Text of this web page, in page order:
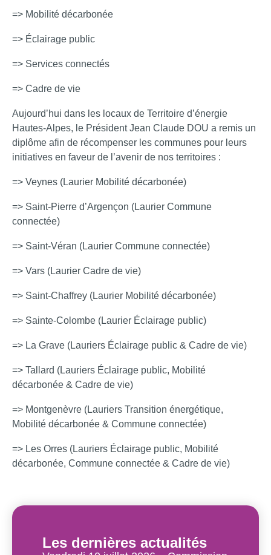
=> Mobilité décarbonée
=> Éclairage public
=> Services connectés
=> Cadre de vie
Aujourd’hui dans les locaux de Territoire d’énergie
Hautes-Alpes, le Président Jean Claude DOU a remis un
diplôme afin de récompenser les communes pour leurs
initiatives en faveur de l’avenir de nos territoires :
=> Veynes (Laurier Mobilité décarbonée)
=> Saint-Pierre d’Argençon (Laurier Commune
connectée)
=> Saint-Véran (Laurier Commune connectée)
=> Vars (Laurier Cadre de vie)
=> Saint-Chaffrey (Laurier Mobilité décarbonée)
=> Sainte-Colombe (Laurier Éclairage public)
=> La Grave (Lauriers Éclairage public & Cadre de vie)
=> Tallard (Lauriers Éclairage public, Mobilité
décarbonée & Cadre de vie)
=> Montgenèvre (Lauriers Transition énergétique,
Mobilité décarbonée & Commune connectée)
=> Les Orres (Lauriers Éclairage public, Mobilité
décarbonée, Commune connectée & Cadre de vie)
Les dernières actualités